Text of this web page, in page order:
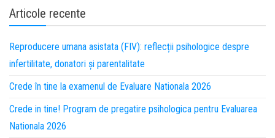
Articole recente
Reproducere umana asistata (FIV): reflecții psihologice despre
infertilitate, donatori și parentalitate
Crede în tine la examenul de Evaluare Nationala 2026
Crede in tine! Program de pregatire psihologica pentru Evaluarea
Nationala 2026